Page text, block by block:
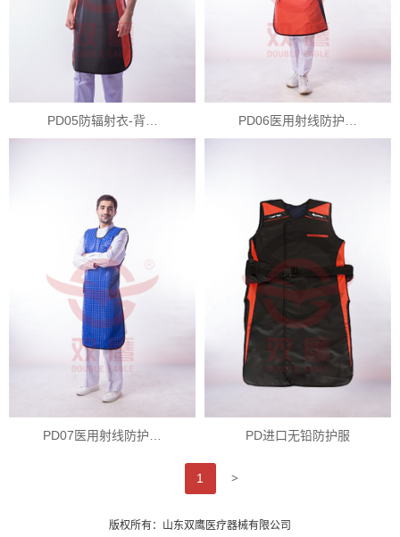
PD05防辐射衣-背… PD06医用射线防护…
PD07医用射线防护… PD进口无铅防护服
1 >
版权所有：山东双鹰医疗器械有限公司